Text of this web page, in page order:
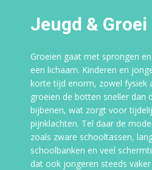
Jeugd & Groei
Groeien gaat met sprongen
een lichaam. Kinderen en
korte tijd enorm, zowel fysiek
groeien de botten sneller dan
bijbenen, wat zorgt voor
pijnklachten. Tel daar de
zoals zware schooltassen,
schoolbanken en veel
dat ook jongeren steeds